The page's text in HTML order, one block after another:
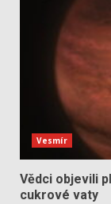
Vesmír
Vědci objevili
cukrové vaty